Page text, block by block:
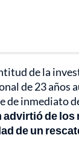
de la
de 23 años
de inmediato
advirtió de los
de un